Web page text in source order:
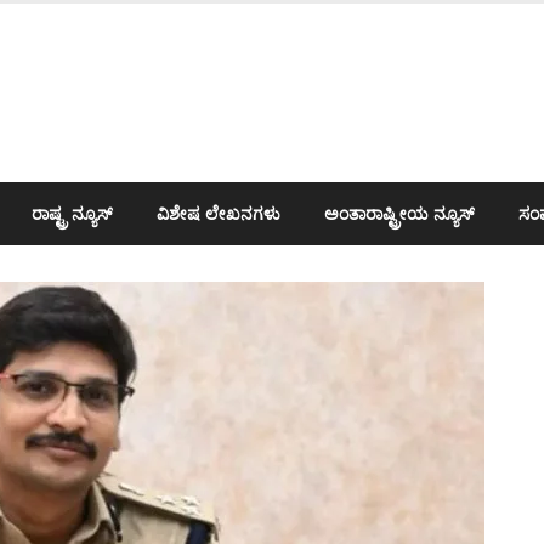
ರಾಷ್ಟ್ರ ನ್ಯೂಸ್ ವಿಶೇಷ ಲೇಖನಗಳು ಅಂತಾರಾಷ್ಟ್ರೀಯ ನ್ಯೂಸ್